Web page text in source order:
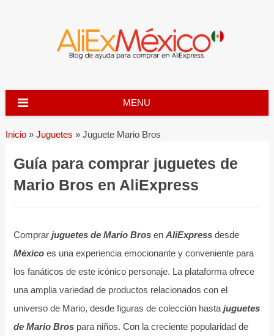
MENU
Inicio » Juguetes »Juguete Mario Bros
Guía para comprar juguetes de
Mario Bros en AliExpress
Comprar juguetes de Mario Brosen AliExpressdesde
Méxicoes una experiencia emocionante y conveniente para
los fanáticos de este icónico personaje. La plataforma ofrece
una amplia variedad de productos relacionados con el
universo de Mario, desde figuras de colección hasta juguetes
de Mario Brospara niños. Con la creciente popularidad de